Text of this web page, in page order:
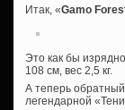
Итак, «Gamo
Это как бы
108 см, вес 2,5 кг.
А теперь
легендарной